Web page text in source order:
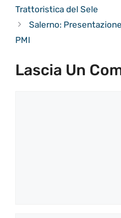
Trattoristica del Sele
Salerno:
PMI
Lascia Un